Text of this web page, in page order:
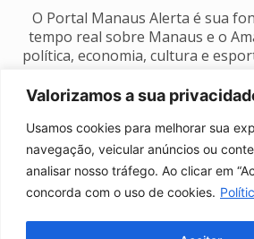
Valorizamos a sua
Usamos cookies para melhorar sua
navegação, veicular anúncios ou
analisar nosso tráfego. Ao clicar em
concorda com o uso de cookies.
O Portal Manaus Alerta é sua
tempo real sobre Manaus e o
política, economia, cultura e
SIGA-NOS